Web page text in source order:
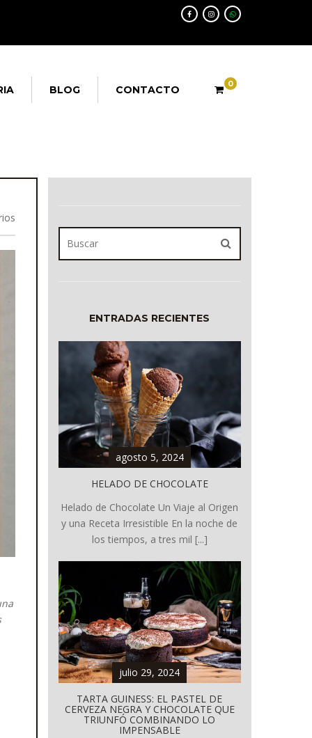
BLOG CONTACTO 0
ENTRADAS RECIENTES
agosto 5, 2024
HELADO DE CHOCOLATE
Helado de Chocolate Un Viaje al Origen
y una Receta Irresistible En la noche de
los tiempos, a tres mil [...]
julio 29, 2024
TARTA GUINESS: EL PASTEL DE
CERVEZA NEGRA Y CHOCOLATE QUE
TRIUNFÓ COMBINANDO LO
IMPENSABLE